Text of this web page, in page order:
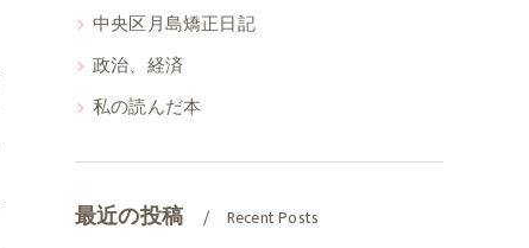
中央区月島矯正日記
政治、経済
私の読んだ本
最近の投稿 Recent Posts